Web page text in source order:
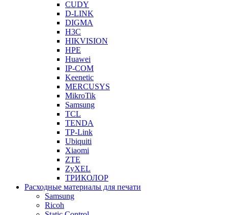
CUDY
D-LINK
DIGMA
H3C
HIKVISION
HPE
Huawei
IP-COM
Keenetic
MERCUSYS
MikroTik
Samsung
TCL
TENDA
TP-Link
Ubiquiti
Xiaomi
ZTE
ZyXEL
ТРИКОЛОР
Расходные материалы для печати
Samsung
Ricoh